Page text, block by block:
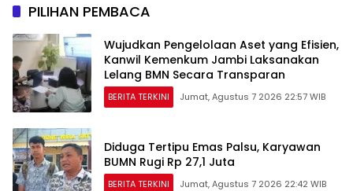
PILIHAN PEMBACA
Wujudkan Pengelolaan Aset yang Efisien,
Kanwil Kemenkum Jambi Laksanakan
Lelang BMN Secara Transparan
BERITA TERKINI Jumat, Agustus 7 2026 22:57 WIB
Diduga Tertipu Emas Palsu, Karyawan
BUMN Rugi Rp 27,1 Juta
BERITA TERKINI Jumat, Agustus 7 2026 22:42 WIB